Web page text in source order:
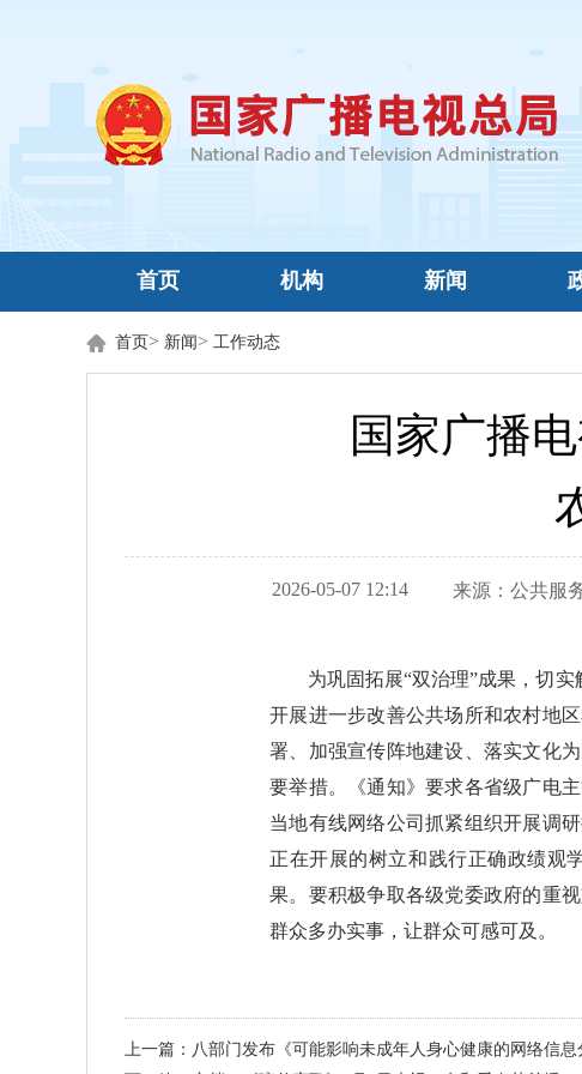
首页 机构 新闻
首页> 新闻 > 工作动态
国家广播
2026-05-07 12:14 来源： 公共服
为巩固拓展“双治理”成果，切
开展进一步改善公共场所和农村地
署、加强宣传阵地建设、落实文化
要举措。《通知》要求各省级广电
当地有线网络公司抓紧组织开展调
正在开展的树立和践行正确政绩观
果。要积极争取各级党委政府的重
群众多办实事，让群众可感可及。
上一篇：八部门发布《可能影响未成年人身心健康的网络信息